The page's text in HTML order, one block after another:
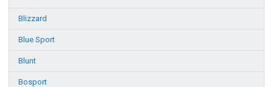
Blizzard
Blue Sport
Blunt
Bosport